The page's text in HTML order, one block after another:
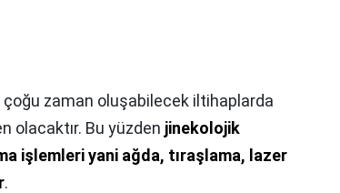
çoğu zaman oluşabilecek iltihaplarda
olacaktır. Bu yüzden jinekolojik
işlemleri yani ağda, tıraşlama, lazer
.